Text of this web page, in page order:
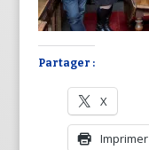
Partager :
X
Imprimer